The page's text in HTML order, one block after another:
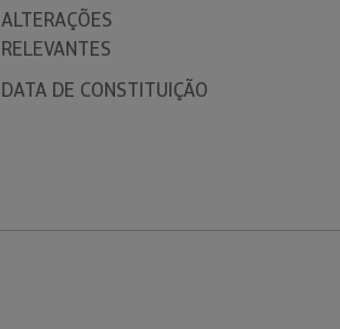
ALTERAÇÕES
RELEVANTES
DATA DE CONSTITUIÇÃO